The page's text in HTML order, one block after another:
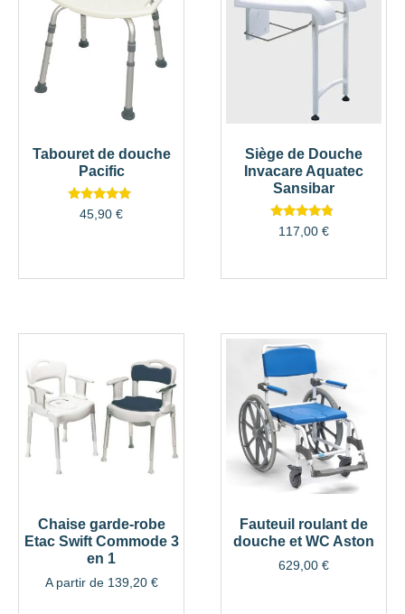
Tabouret de douche
Pacific
Note
4.65
45,90 €
Siège de Douche
Invacare Aquatec
Sansibar
Note
4.58
117,00 €
Chaise garde-robe
Etac Swift Commode 3
en 1
A partir de 139,20 €
Fauteuil roulant de
douche et WC Aston
629,00 €